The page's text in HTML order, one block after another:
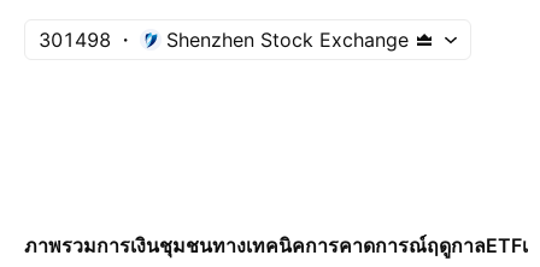
301498 Shenzhen Stock Exchange
ภาพรวมการเงินชุมชนทางเทคนิคการคาดการณ์ฤดูกาลETFเ